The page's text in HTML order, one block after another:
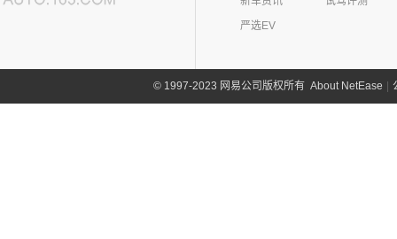
严选EV
©1997-2023 网易公司版权所有 About NetEase